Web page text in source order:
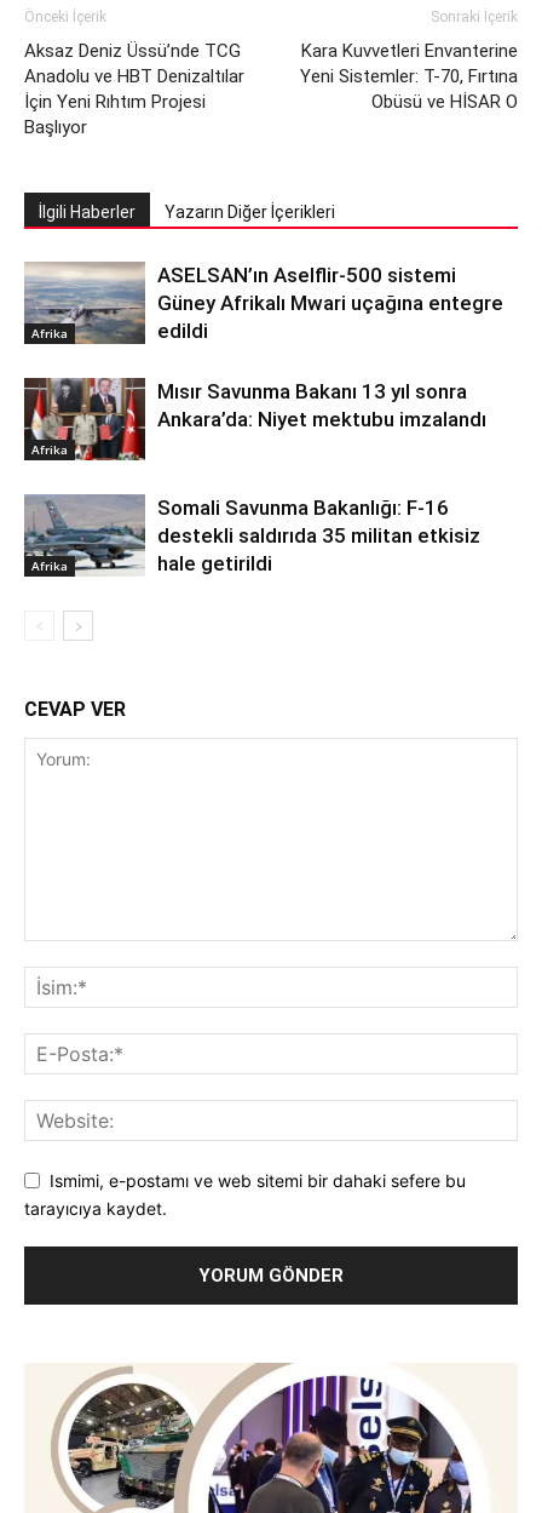
Önceki İçerik
Aksaz Deniz Üssü’nde TCG
Anadolu ve HBT Denizaltılar
İçin Yeni Rıhtım Projesi
Başlıyor
Sonraki İçerik
Kara Kuvvetleri Envanterine
Yeni Sistemler: T-70, Fırtına
Obüsü ve HİSAR O
İlgili Haberler Yazarın Diğer İçerikleri
Afrika
ASELSAN’ın Aselflir-500 sistemi
Güney Afrikalı Mwari uçağına entegre
edildi
Afrika
Mısır Savunma Bakanı 13 yıl sonra
Ankara’da: Niyet mektubu imzalandı
Afrika
Somali Savunma Bakanlığı: F-16
destekli saldırıda 35 militan etkisiz
hale getirildi
CEVAP VER
Ismimi, e-postamı ve web sitemi bir dahaki sefere bu
tarayıcıya kaydet.